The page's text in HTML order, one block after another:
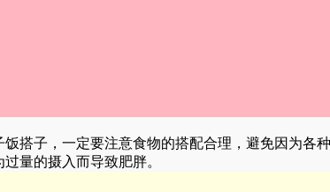
搭子，一定要注意食物的搭配合理，避免因为各
量的摄入而导致肥胖。